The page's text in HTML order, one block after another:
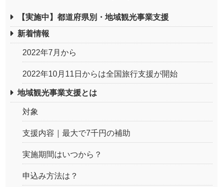
【実施中】都道府県別・地域観光事業支援
新着情報
2022年7月から
2022年10月11日からは全国旅行支援が開始
地域観光事業支援とは
対象
支援内容｜最大で7千円の補助
実施期間はいつから？
申込み方法は？